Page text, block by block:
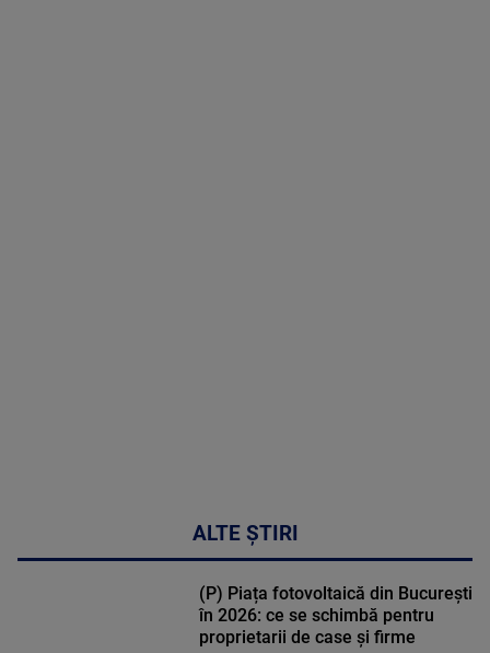
ALTE ȘTIRI
(P) Piața fotovoltaică din București
în 2026: ce se schimbă pentru
proprietarii de case și firme